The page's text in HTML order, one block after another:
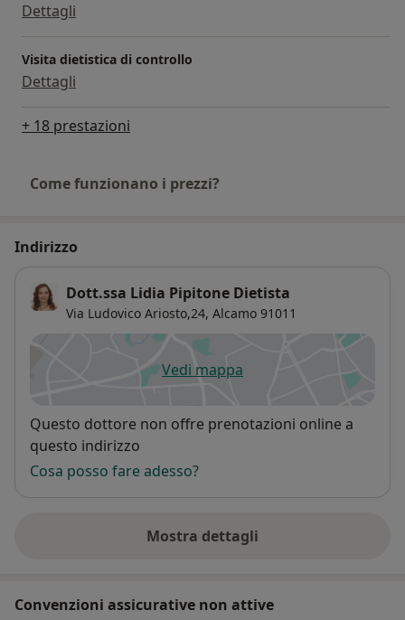
Dettagli
Visita dietistica di controllo
Dettagli
+ 18 prestazioni
Come funzionano i prezzi?
Indirizzo
Dott.ssa Lidia Pipitone Dietista
Via Ludovico Ariosto,24, Alcamo 91011
Vedi mappasi apre in una nuova scheda
Disponibilità
Questo dottore non offre prenotazioni online a
questo indirizzo
Cosa posso fare adesso?
Mostra dettagli
sull'indirizzo
Convenzioni assicurative non attive